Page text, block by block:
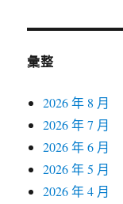
彙整
2026 年 8 月
2026 年 7 月
2026 年 6 月
2026 年 5 月
2026 年 4 月